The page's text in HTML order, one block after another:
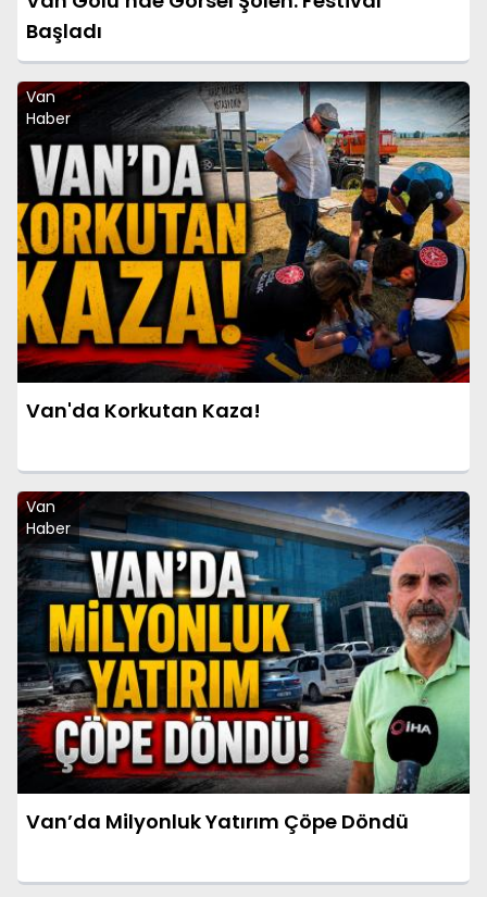
Başladı
Van
Haber
Van'da Korkutan Kaza!
Van
Haber
Van’da Milyonluk Yatırım Çöpe Döndü